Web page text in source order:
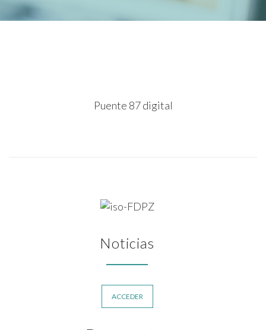
Puente 87 digital
Noticias
ACCEDER